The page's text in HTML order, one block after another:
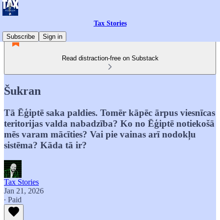
Tax Stories
Subscribe
Sign in
Read distraction-free on Substack
Šukran
Tā Ēģiptē saka paldies. Tomēr kāpēc ārpus viesnīcas
teritorijas valda nabadzība? Ko no Ēģiptē notiekošā
mēs varam mācīties? Vai pie vainas arī nodokļu
sistēma? Kāda tā ir?
Tax Stories
Jan 21, 2026
∙ Paid